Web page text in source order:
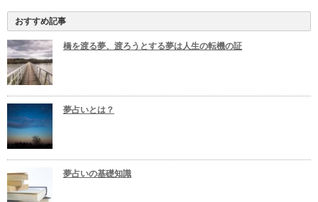
おすすめ記事
橋を渡る夢、渡ろうとする夢は人生の転機の証
夢占いとは？
夢占いの基礎知識